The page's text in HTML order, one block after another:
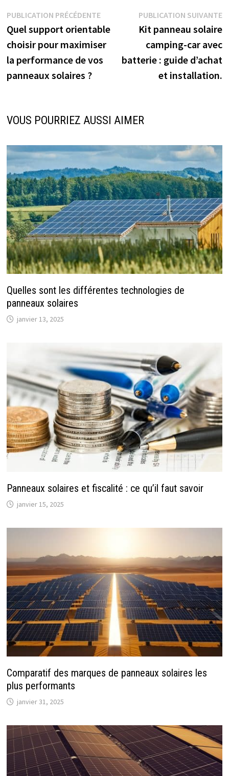
Navigation
de
l’article
PUBLICATION PRÉCÉDENTEPublication
précédente :
Quel support orientable
choisir pour maximiser
la performance de vos
panneaux solaires ?
PUBLICATION SUIVANTE
Kit panneau solaire
camping-car avec
batterie : guide d’achat
et installation.
VOUS POURRIEZ AUSSI AIMER
Quelles sont les différentes technologies de
panneaux solaires
janvier 13, 2025
Panneaux solaires et fiscalité : ce qu’il faut savoir
janvier 15, 2025
Comparatif des marques de panneaux solaires les
plus performants
janvier 31, 2025